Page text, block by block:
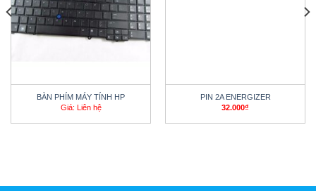
BÀN PHÍM MÁY TÍNH HP
Giá: Liên hệ
PIN 2A ENERGIZER
32.000₫